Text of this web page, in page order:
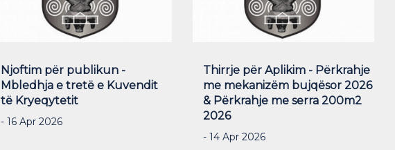
Njoftim për publikun -
Mbledhja e tretë e Kuvendit
të Kryeqytetit
- 16 Apr 2026
Thirrje për Aplikim - Përkrahje
me mekanizëm bujqësor 2026
& Përkrahje me serra 200m2
2026
- 14 Apr 2026